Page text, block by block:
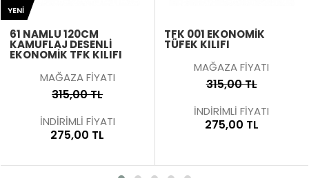
61 NAMLU 120CM
KAMUFLAJ DESENLI
EKONOMIK TFK KILIFI
MAĞAZA FİYATI
315,00 TL
İNDİRİMLİ FİYATI
275,00 TL
YENI
TFK 001 EKONOMİK
TÜFEK KILIFI
MAĞAZA FİYATI
315,00 TL
İNDİRİMLİ FİYATI
275,00 TL